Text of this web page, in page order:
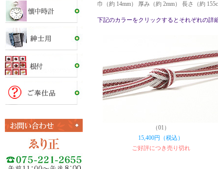
巾（約 14mm） 厚み（約 2mm） 長さ（約
下記のカラーをクリックするとそれぞれの詳
（01）
15,400円（税込）
ご好評につき売り切れ